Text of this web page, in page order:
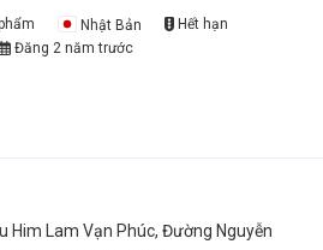
Nhật Bản
Hết hạn
Đăng 2 năm trước
Him Lam Vạn Phúc, Đường Nguyễn